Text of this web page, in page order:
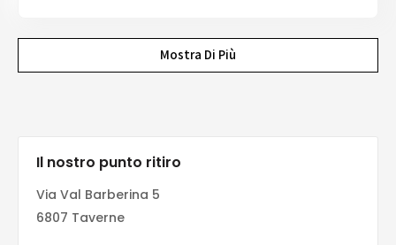
Mostra Di Più
Il nostro punto ritiro
Via Val Barberina 5
6807 Taverne